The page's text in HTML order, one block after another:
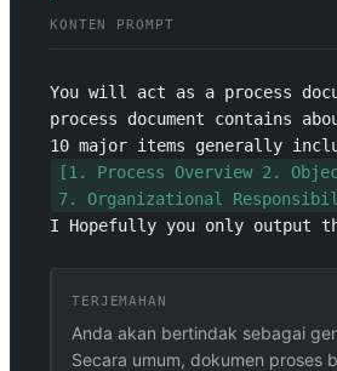
KONTEN PROMPT
You will act as a process
process document contains
10 major items generally
[1. Process Overview 2.
7. Organizational
I Hopefully you only output
TERJEMAHAN
Anda akan bertindak sebagai
Secara umum, dokumen proses